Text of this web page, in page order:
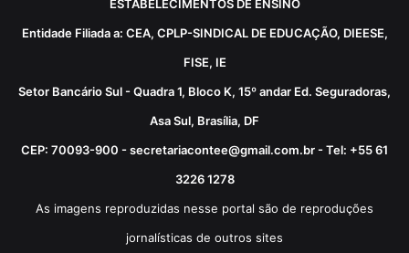
ESTABELECIMENTOS DE ENSINO
Entidade Filiada a: CEA, CPLP-SINDICAL DE EDUCAÇÃO, DIEESE,
FISE, IE
Setor Bancário Sul - Quadra 1, Bloco K, 15º andar Ed. Seguradoras,
Asa Sul, Brasília, DF
CEP: 70093-900 - secretariacontee@gmail.com.br - Tel: +55 61
3226 1278
As imagens reproduzidas nesse portal são de reproduções
jornalísticas de outros sites